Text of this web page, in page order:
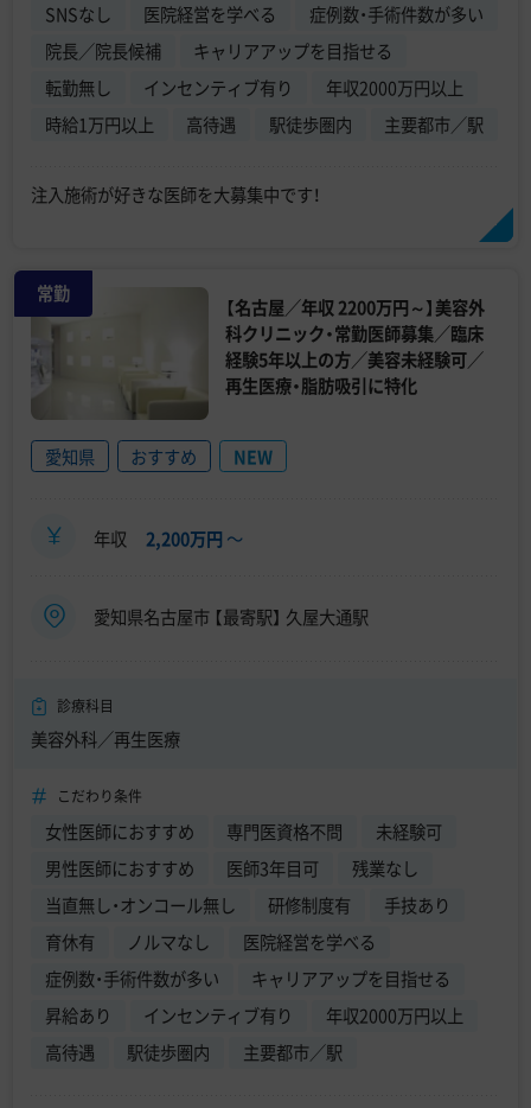
SNSなし
医院経営を学べる
症例数・手術件数が多い
院長／院長候補
キャリアアップを目指せる
転勤無し
インセンティブ有り
年収2000万円以上
時給1万円以上
高待遇 駅徒歩圏内 主要都市／駅
注入施術が好きな医師を大募集中です！
常勤
【名古屋／年収 2200万円～】美容外
科クリニック・常勤医師募集／臨床
経験5年以上の方／美容未経験可／
再生医療・脂肪吸引に特化
愛知県 おすすめ NEW
年収 2,200万円 〜
愛知県名古屋市 【最寄駅】 久屋大通駅
診療科目
美容外科／再生医療
こだわり条件
女性医師におすすめ 専門医資格不問
未経験可
男性医師におすすめ
医師3年目可
残業なし
当直無し・オンコール無し
研修制度有
手技あり
育休有
ノルマなし
医院経営を学べる
症例数・手術件数が多い
キャリアアップを目指せる
昇給あり
インセンティブ有り
年収2000万円以上
高待遇
駅徒歩圏内 主要都市／駅